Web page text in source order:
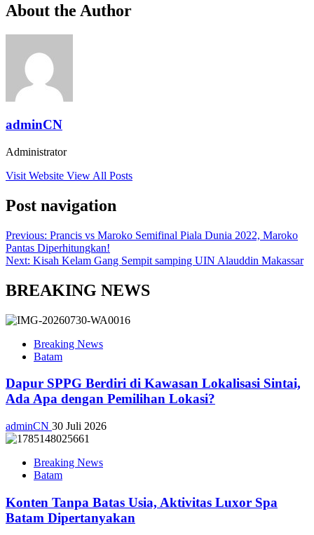
About the Author
adminCN
Administrator
Visit Website View All Posts
Post navigation
Previous: Prancis vs Maroko Semifinal Piala Dunia 2022, Maroko
Pantas Diperhitungkan!
Next: Kisah Kelam Gang Sempit samping UIN Alauddin Makassar
BREAKING NEWS
Breaking News
Batam
Dapur SPPG Berdiri di Kawasan Lokalisasi Sintai,
Ada Apa dengan Pemilihan Lokasi?
adminCN 30 Juli 2026
Breaking News
Batam
Konten Tanpa Batas Usia, Aktivitas Luxor Spa
Batam Dipertanyakan